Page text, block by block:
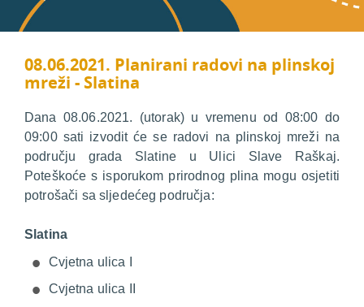
08.06.2021. Planirani radovi na plinskoj
mreži - Slatina
Dana 08.06.2021. (utorak) u vremenu od 08:00 do
09:00 sati izvodit će se radovi na plinskoj mreži na
području grada Slatine u Ulici Slave Raškaj.
Poteškoće s isporukom prirodnog plina mogu osjetiti
potrošači sa sljedećeg područja:
Slatina
Cvjetna ulica I
Cvjetna ulica II